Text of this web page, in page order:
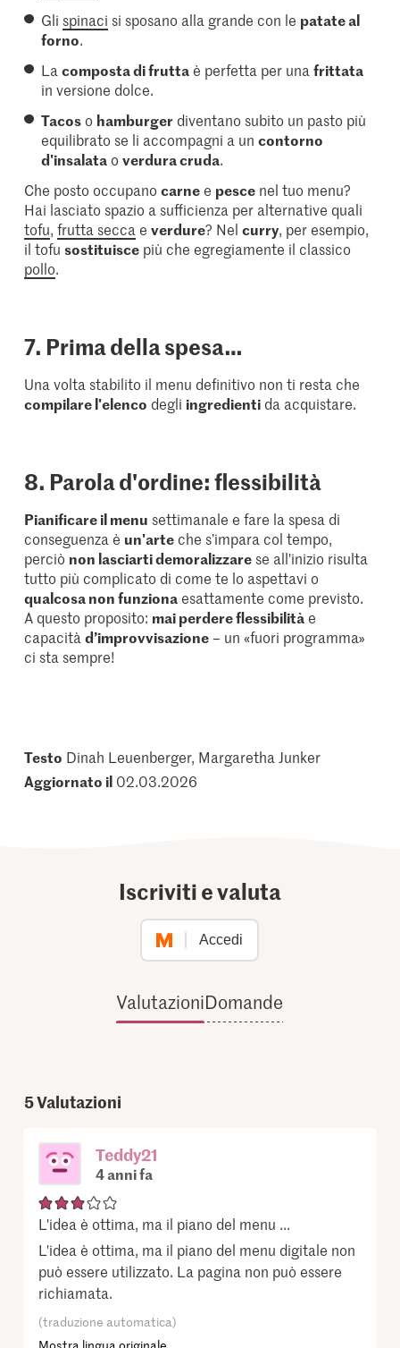
Gli spinaci si sposano alla grande con le patate al
forno.
Lacomposta di fruttaè perfetta per unafrittata
in versione dolce.
Tacoso hamburger diventano subito un pasto più
equilibrato se li accompagni a uncontorno
d'insalataoverdura cruda.
Che posto occupanocarnee pesce nel tuo menu?
Hai lasciato spazio a sufficienza per alternative quali
tofu,frutta secca everdure? Nelcurry, per esempio,
il tofusostituisce più che egregiamente il classico
pollo.
7. Prima della spesa…
Una volta stabilito il menu definitivo non ti resta che
compilare l'elenco degli ingredienti da acquistare.
8. Parola d'ordine: flessibilità
Pianificare il menu settimanale e fare la spesa di
conseguenza è un'arteche s’impara col tempo,
perciò non lasciarti demoralizzare se all'inizio risulta
tutto più complicato di come te lo aspettavi o
qualcosa non funzionaesattamente come previsto.
A questo proposito: mai perdere flessibilitàe
capacitàd’improvvisazione– un «fuori programma»
ci sta sempre!
Testo Dinah Leuenberger, Margaretha Junker
Aggiornato il 02.03.2026
Iscriviti e valuta
Accedi
ValutazioniDomande
5Valutazioni
Teddy21
4 anni fa
L'idea è ottima, ma il piano del menu ...
L'idea è ottima, ma il piano del menu digitale non
può essere utilizzato. La pagina non può essere
richiamata.
(traduzione automatica)